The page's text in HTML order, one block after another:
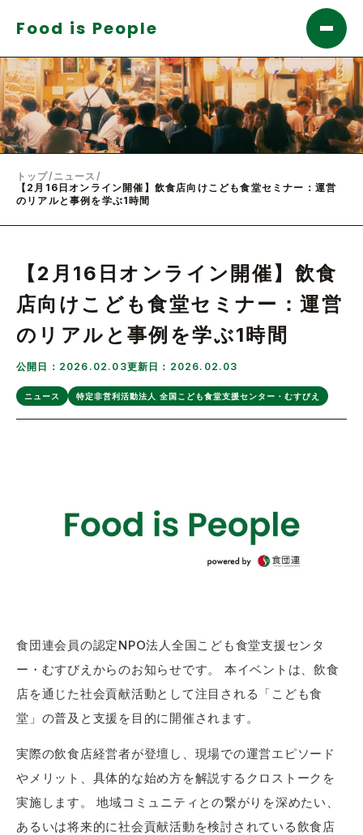
Food is People
トップ/ニュース /
【2月16日オンライン開催】飲食店向けこども食堂セミナー：運営
のリアルと事例を学ぶ1時間
【2月16日オンライン開催】飲食
店向けこども食堂セミナー：運営
のリアルと事例を学ぶ1時間
公開日：2026.02.03更新日：2026.02.03
ニュース 特定非営利活動法人 全国こども食堂支援センター・むすびえ
食団連会員の認定NPO法人全国こども食堂支援センタ
ー・むすびえからのお知らせです。 本イベントは、飲食
店を通じた社会貢献活動として注目される「こども食
堂」の普及と支援を目的に開催されます。
実際の飲食店経営者が登壇し、現場での運営エピソード
やメリット、具体的な始め方を解説するクロストークを
実施します。 地域コミュニティとの繋がりを深めたい、
あるいは将来的に社会貢献活動を検討されている飲食店